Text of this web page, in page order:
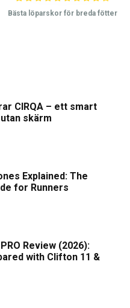
Bästa löparskor för breda fötter
CIRQA – ett smart
skärm
Explained: The
for Runners
Review (2026):
with Clifton 11 &